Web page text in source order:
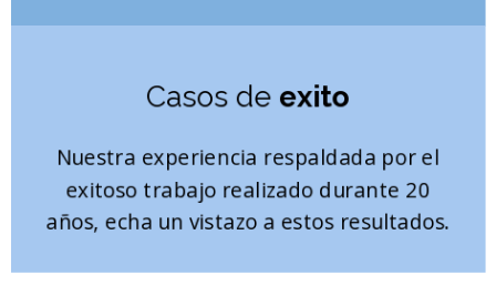
Casos de exito
Nuestra experiencia respaldada por el
exitoso trabajo realizado durante 20
años, echa un vistazo a estos resultados.